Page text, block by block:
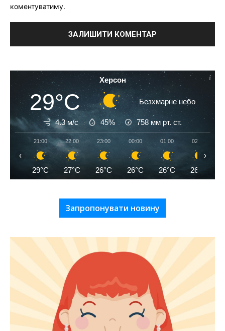
коментуватиму.
Херсон
29°C Безхмарне небо
4.3 м/с 45% 758 мм рт. ст.
21:00
29°C
22:00
27°C
23:00
26°C
00:00
26°C
01:00
26°C
02:00
26°C
‹ ›
Запропонувати новину